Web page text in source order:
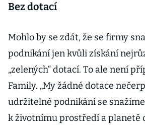
Bez dotací
Mohlo by se zdát, že se firmy
podnikání jen kvůli získání
„zelených“ dotací. To ale není
Family. „My žádné dotace
udržitelné podnikání se
k životnímu prostředí a planetě